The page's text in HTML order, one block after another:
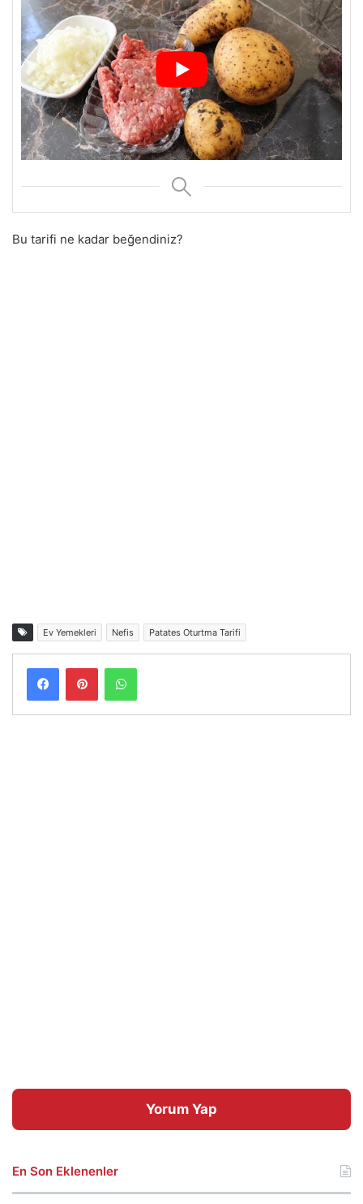
Bu tarifi ne kadar beğendiniz?
Ev Yemekleri Nefis Patates Oturtma Tarifi
FacebookPinterestWhatsApp
Yorum Yap
En Son Eklenenler